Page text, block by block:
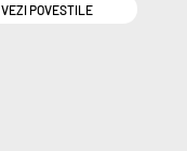
VEZI POVESTILE